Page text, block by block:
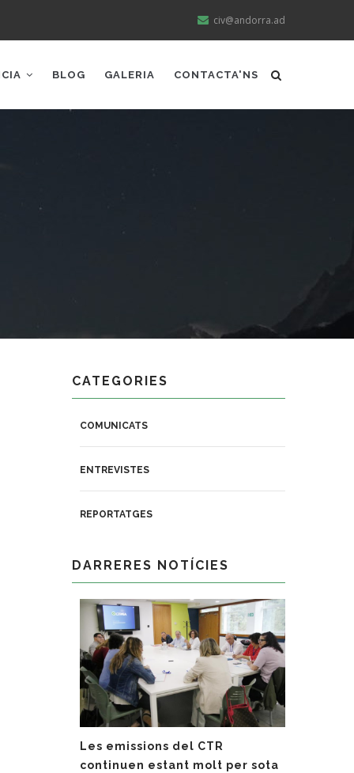
civ@andorra.ad
BLOG GALERIA CONTACTA'NS
CATEGORIES
COMUNICATS
ENTREVISTES
REPORTATGES
DARRERES NOTÍCIES
Les emissions del CTR
continuen estant molt per sota